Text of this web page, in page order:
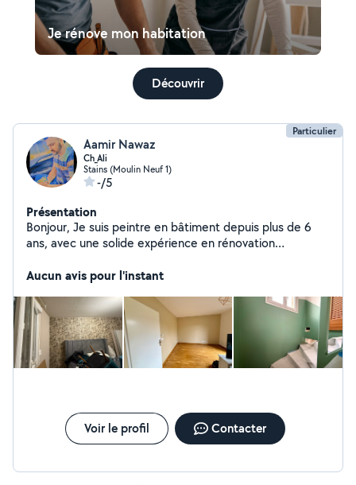
Je rénove mon habitation
Découvrir
Particulier
Aamir Nawaz
Ch_Ali
Stains (Moulin Neuf 1)
-/5
Présentation
Bonjour, Je suis peintre en bâtiment depuis plus de 6
ans, avec une solide expérience en rénovation
professionnelles, incluant : Préparation des supports
boiseries Finitions propres et durables Nettoyage
complet du chantier après travaux Pose de papier peint
Pose de toile de verre Pose de carrelage Pose de
parquet Je travaille avec sérieux, ponctualité et souci du
détail. N'hésitez pas à me contacter pour un devis ou
Aucun avis pour l'instant
Voir le profil Contacter